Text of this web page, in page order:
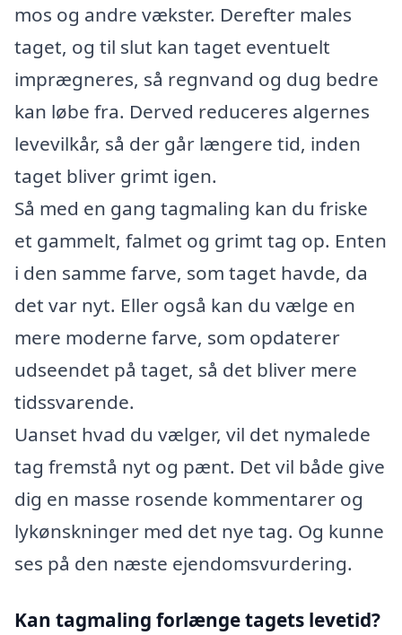
mos og andre vækster. Derefter males
taget, og til slut kan taget eventuelt
imprægneres, så regnvand og dug bedre
kan løbe fra. Derved reduceres algernes
levevilkår, så der går længere tid, inden
taget bliver grimt igen.
Så med en gang tagmaling kan du friske
et gammelt, falmet og grimt tag op. Enten
i den samme farve, som taget havde, da
det var nyt. Eller også kan du vælge en
mere moderne farve, som opdaterer
udseendet på taget, så det bliver mere
tidssvarende.
Uanset hvad du vælger, vil det nymalede
tag fremstå nyt og pænt. Det vil både give
dig en masse rosende kommentarer og
lykønskninger med det nye tag. Og kunne
ses på den næste ejendomsvurdering.
Kan tagmaling forlænge tagets levetid?